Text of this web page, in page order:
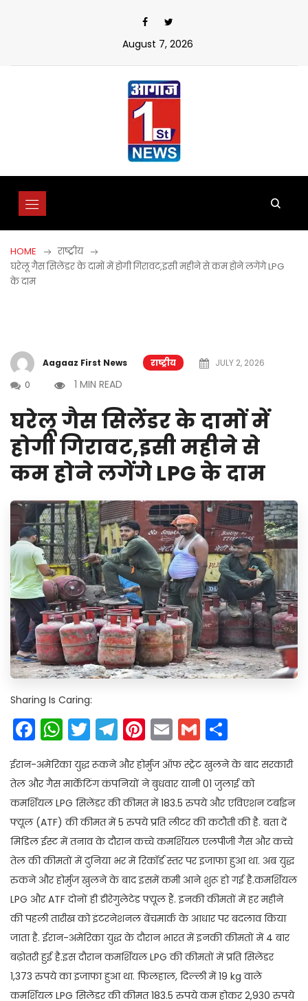
August 7, 2026
HOME
राष्ट्रीय
घरेलू गैस सिलेंडर के दामों में होगी गिरावट,इसी महीने से कम होने लगेंगे LPG
के दाम
Aagaaz First News राष्ट्रीय
JULY 2, 2026
0
1 MIN READ
घरेलू गैस सिलेंडर के दामों में
होगी गिरावट,इसी महीने से
कम होने लगेंगे LPG के दाम
Sharing Is Caring:
Facebook
WhatsApp
Twitter
Telegram
Pinterest
EmailGmail
ईरान-अमेरिका युद्ध रूकने और होर्मुज ऑफ स्ट्रेट खुलने के बाद सरकारी
तेल और गैस मार्केटिंग कंपनियों ने बुधवार यानी 01 जुलाई को
कमर्शियल LPG सिलेंडर की कीमत में 183.5 रुपये और एविएशन टर्बाइन
फ्यूल (ATF) की कीमत में 5 रुपये प्रति लीटर की कटौती की है. बता दें
मिडिल ईस्ट में तनाव के दौरान कच्चे कमर्शियल एलपीजी गैस और कच्चे
तेल की कीमतों में दुनिया भर में रिकॉर्ड स्तर पर इजाफा हुआ था. अब युद्ध
रुकने और होर्मुज खुलने के बाद इसमें कमी आने शुरू हो गई है.कमर्शियल
LPG और ATF दोनों ही डीरेगुलेटेड फ्यूल हैं. इनकी कीमतों में हर महीने
की पहली तारीख को इंटरनेशनल बेंचमार्क के आधार पर बदलाव किया
जाता है. ईरान-अमेरिका युद्ध के दौरान भारत में इनकी कीमतों में 4 बार
बढ़ोतरी हुई है.इस दौरान कमर्शियल LPG की कीमतों में प्रति सिलेंडर
1,373 रुपये का इजाफा हुआ था. फिलहाल, दिल्ली में 19 kg वाले
कमर्शियल LPG सिलेंडर की कीमत 183.5 रुपये कम होकर 2,930 रुपये